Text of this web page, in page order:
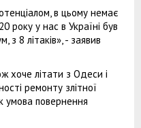
в цьому немає
року у нас в Україні був
з 8 літаків», - заявив
хоче літати з Одеси і
ремонту злітної
умова повернення